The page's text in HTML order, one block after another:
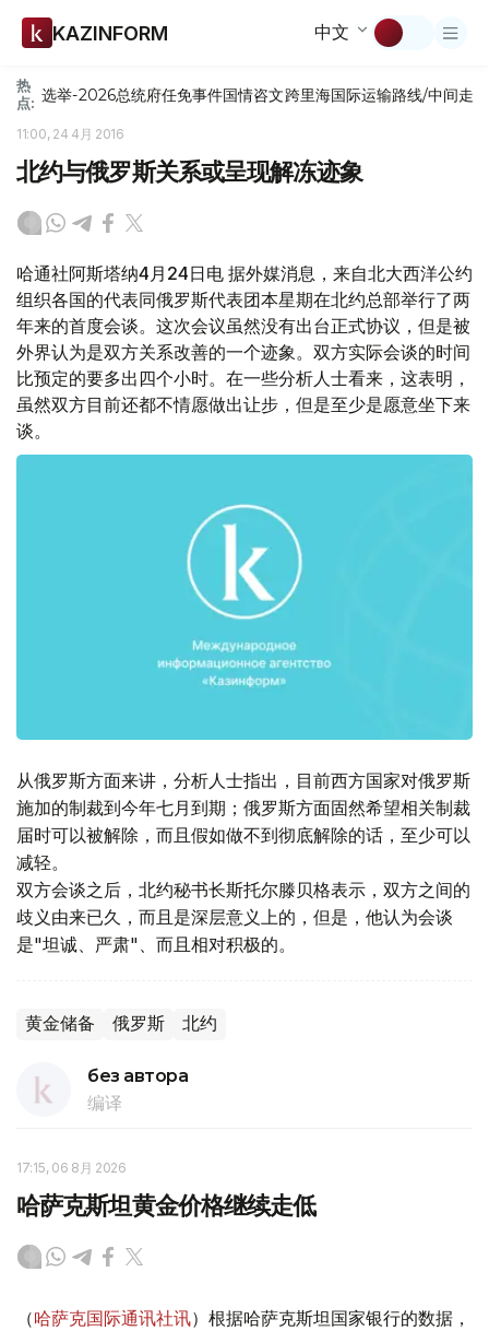
KAZINFORM 中文
热
点: 选举-2026总统府任免事件国情咨文跨里海国际运输路线/中间走廊
11:00, 24 4月 2016
北约与俄罗斯关系或呈现解冻迹象
哈通社阿斯塔纳4月24日电 据外媒消息，来自北大西洋公约
组织各国的代表同俄罗斯代表团本星期在北约总部举行了两
年来的首度会谈。这次会议虽然没有出台正式协议，但是被
外界认为是双方关系改善的一个迹象。双方实际会谈的时间
比预定的要多出四个小时。在一些分析人士看来，这表明，
虽然双方目前还都不情愿做出让步，但是至少是愿意坐下来
谈。
从俄罗斯方面来讲，分析人士指出，目前西方国家对俄罗斯
施加的制裁到今年七月到期；俄罗斯方面固然希望相关制裁
届时可以被解除，而且假如做不到彻底解除的话，至少可以
减轻。
双方会谈之后，北约秘书长斯托尔滕贝格表示，双方之间的
歧义由来已久，而且是深层意义上的，但是，他认为会谈
是"坦诚、严肃"、而且相对积极的。
黄金储备 俄罗斯 北约
без автора
编译
17:15, 06 8月 2026
哈萨克斯坦黄金价格继续走低
（哈萨克国际通讯社讯）根据哈萨克斯坦国家银行的数据，